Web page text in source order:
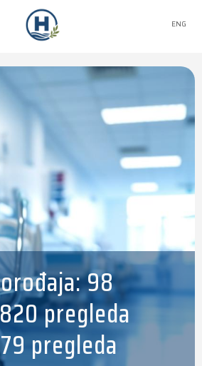
ENG
98
pregleda
pregleda